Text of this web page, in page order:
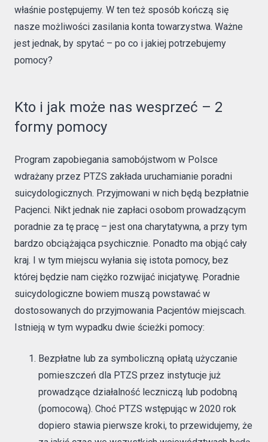
właśnie postępujemy. W ten też sposób kończą się
nasze możliwości zasilania konta towarzystwa. Ważne
jest jednak, by spytać – po co i jakiej potrzebujemy
pomocy?
Kto i jak może nas wesprzeć – 2
formy pomocy
Program zapobiegania samobójstwom w Polsce
wdrażany przez PTZS zakłada uruchamianie poradni
suicydologicznych. Przyjmowani w nich będą bezpłatnie
Pacjenci. Nikt jednak nie zapłaci osobom prowadzącym
poradnie za tę pracę – jest ona charytatywna, a przy tym
bardzo obciążająca psychicznie. Ponadto ma objąć cały
kraj. I w tym miejscu wyłania się istota pomocy, bez
której będzie nam ciężko rozwijać inicjatywę. Poradnie
suicydologiczne bowiem muszą powstawać w
dostosowanych do przyjmowania Pacjentów miejscach.
Istnieją w tym wypadku dwie ścieżki pomocy:
Bezpłatne lub za symboliczną opłatą użyczanie
pomieszczeń dla PTZS przez instytucje już
prowadzące działalność leczniczą lub podobną
(pomocową). Choć PTZS wstępując w 2020 rok
dopiero stawia pierwsze kroki, to przewidujemy, że